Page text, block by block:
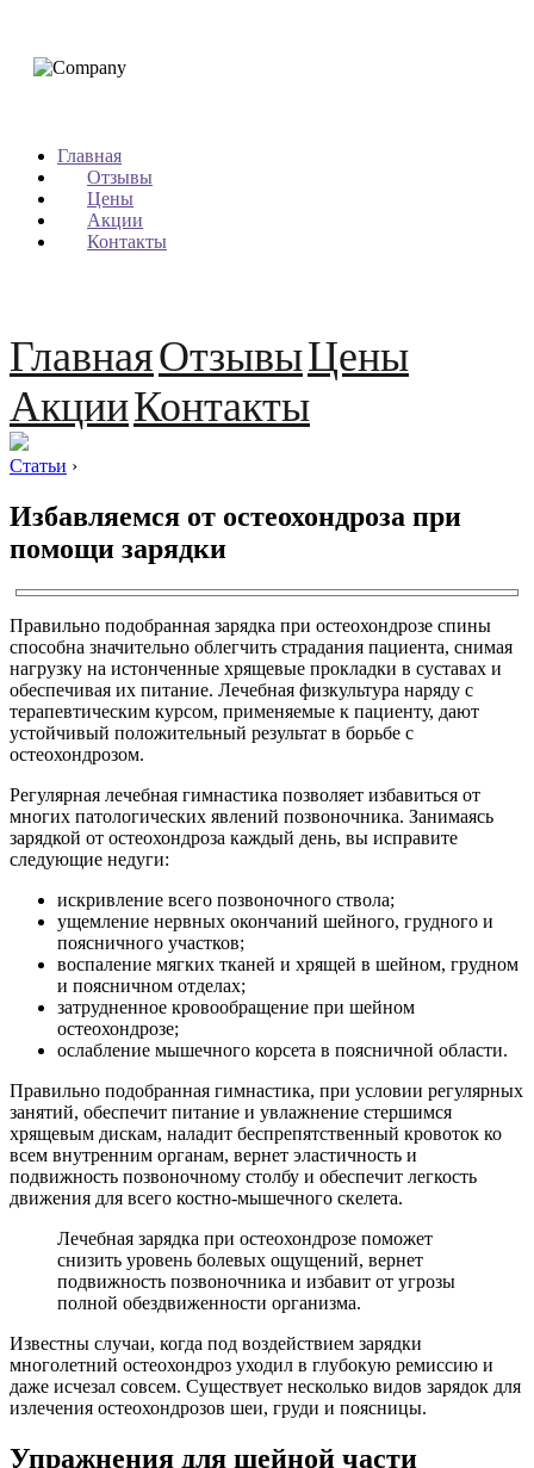
Главная
Отзывы
Цены
Акции
Контакты
ГлавнаяОтзывыЦены
АкцииКонтакты
Статьи ›
Избавляемся от остеохондроза при
помощи зарядки
Правильно подобранная зарядка при остеохондрозе спины
способна значительно облегчить страдания пациента, снимая
нагрузку на истонченные хрящевые прокладки в суставах и
обеспечивая их питание. Лечебная физкультура наряду с
терапевтическим курсом, применяемые к пациенту, дают
устойчивый положительный результат в борьбе с
остеохондрозом.
Регулярная лечебная гимнастика позволяет избавиться от
многих патологических явлений позвоночника. Занимаясь
зарядкой от остеохондроза каждый день, вы исправите
следующие недуги:
искривление всего позвоночного ствола;
ущемление нервных окончаний шейного, грудного и
поясничного участков;
воспаление мягких тканей и хрящей в шейном, грудном
и поясничном отделах;
затрудненное кровообращение при шейном
остеохондрозе;
ослабление мышечного корсета в поясничной области.
Правильно подобранная гимнастика, при условии регулярных
занятий, обеспечит питание и увлажнение стершимся
хрящевым дискам, наладит беспрепятственный кровоток ко
всем внутренним органам, вернет эластичность и
подвижность позвоночному столбу и обеспечит легкость
движения для всего костно-мышечного скелета.
Лечебная зарядка при остеохондрозе поможет
снизить уровень болевых ощущений, вернет
подвижность позвоночника и избавит от угрозы
полной обездвиженности организма.
Известны случаи, когда под воздействием зарядки
многолетний остеохондроз уходил в глубокую ремиссию и
даже исчезал совсем. Существует несколько видов зарядок для
излечения остеохондрозов шеи, груди и поясницы.
Упражнения для шейной части